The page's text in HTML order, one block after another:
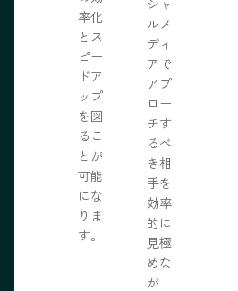
率化
とス
ピー
ドア
ップ
を図
るこ
とが
可能
にな
りま
す。
シャ
ルメ
ディ
アで
アプ
ロー
チす
るべ
き相
手を
効率
的に
見極
めな
が